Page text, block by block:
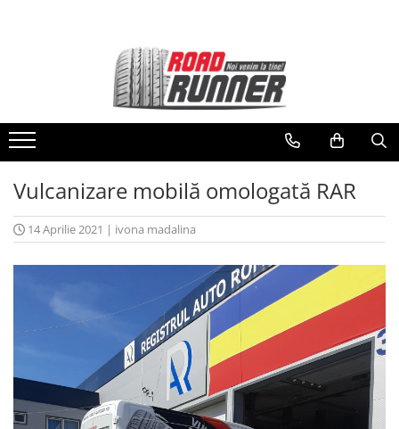
Schimb de anvelope acasă sau la
Asistență în caz de pană
Vulcanizare mobilă omologată RAR
14 Aprilie 2021 | ivona madalina